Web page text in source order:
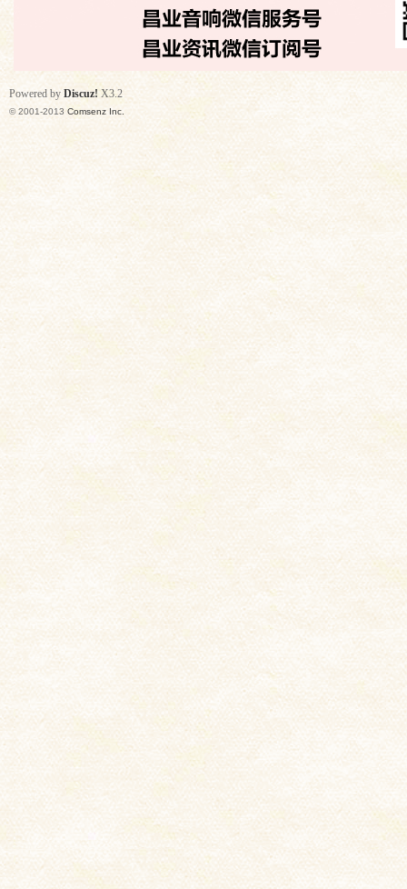
Powered by Discuz! X3.2
© 2001-2013 Comsenz Inc.